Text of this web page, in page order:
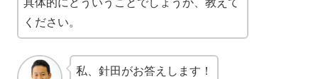
具体的にどういうことでしょうか、教えて
ください。
私、針田がお答えします！